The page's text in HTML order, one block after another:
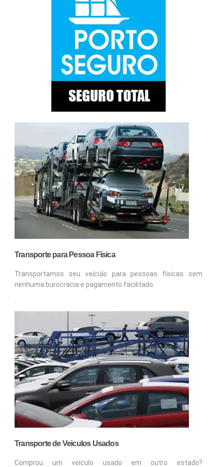
Transporte para Pessoa Física
Transportamos seu veículo para pessoas físicas sem
nenhuma burocracia e pagamento facilitado.
Transporte de Veiculos Usados
Comprou um veículo usado em outro estado?